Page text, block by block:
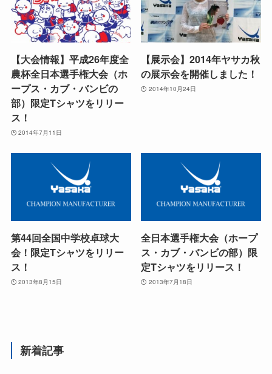
【大会情報】平成26年度全
農杯全日本選手権大会（ホ
ープス・カブ・バンビの
部）限定Tシャツをリリー
ス！
2014年7月11日
【展示会】2014年ヤサカ秋
の展示会を開催しました！
2014年10月24日
第44回全国中学校卓球大
会！限定Tシャツをリリー
ス！
2013年8月15日
全日本選手権大会（ホープ
ス・カブ・バンビの部）限
定Tシャツをリリース！
2013年7月18日
新着記事